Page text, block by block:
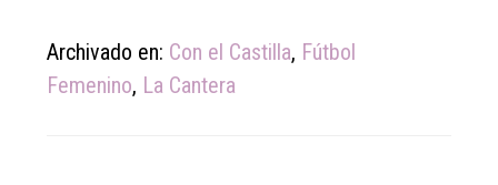
Archivado en: Con el Castilla, Fútbol
Femenino, La Cantera